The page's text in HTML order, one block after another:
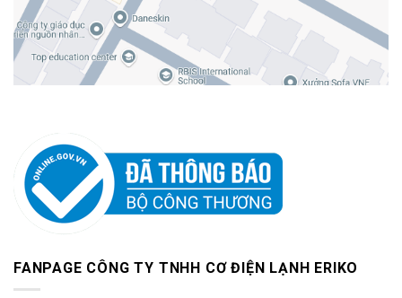
FANPAGE CÔNG TY TNHH CƠ ĐIỆN LẠNH ERIKO